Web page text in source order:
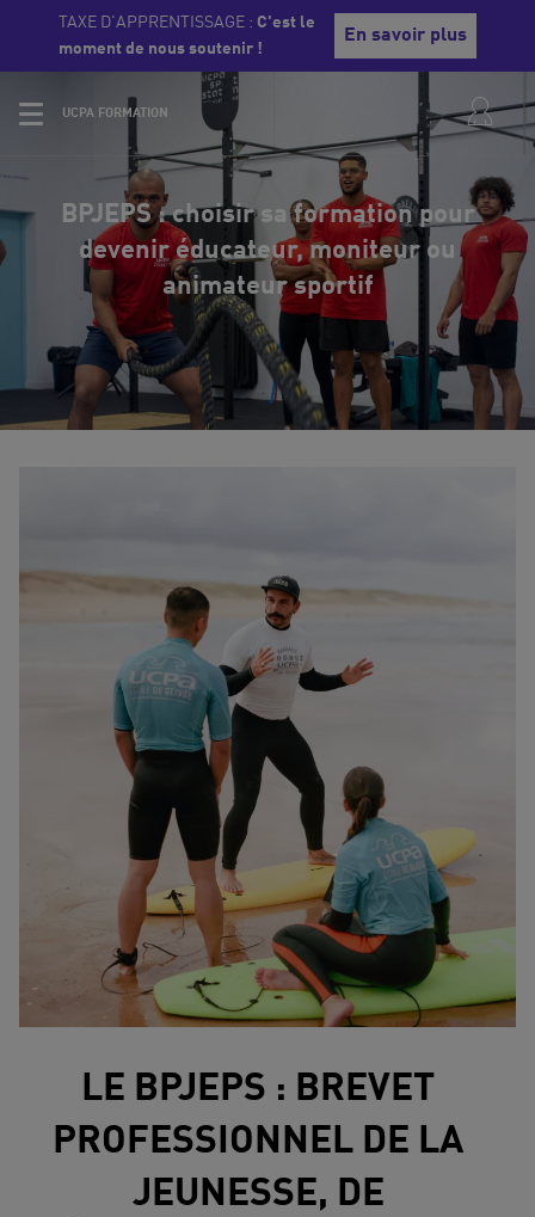
TAXE D'APPRENTISSAGE : C'est le
moment de nous soutenir !
En savoir plus
UCPA FORMATION
BPJEPS : choisir sa formation pour
devenir éducateur, moniteur ou
animateur sportif
LE BPJEPS : BREVET
PROFESSIONNEL DE LA
JEUNESSE, DE